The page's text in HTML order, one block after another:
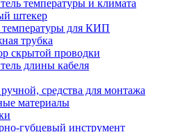
температуры и климата
штекер
температуры для КИП
трубка
скрытой проводки
длины кабеля
средства для монтажа
материалы
губцевый инструмент